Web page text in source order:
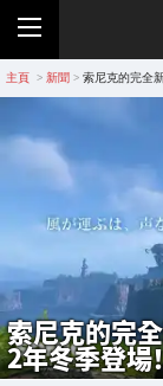
主頁 > 新聞 > 索尼克的完全
索尼克的完
2年冬季登場